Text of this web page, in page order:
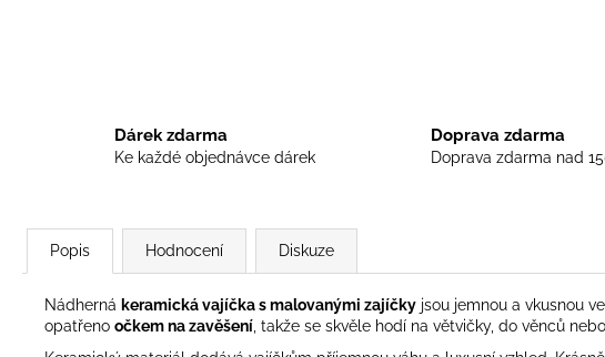
Dárek zdarma
Ke každé objednávce dárek
Doprava zdarma
Doprava zdarma nad
Popis Hodnocení Diskuze
Nádherná keramická vajíčka s malovanými zajíčky jsou jemnou a vkusnou
opatřeno očkem na zavěšení , takže se skvěle hodí na větvičky, do věnců